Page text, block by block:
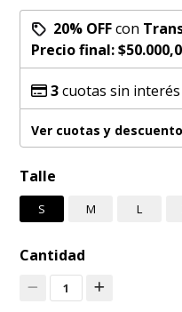
20% OFFcon
Precio final:
3cuotas sin
Ver cuotas y
Talle
S M L
Cantidad
1